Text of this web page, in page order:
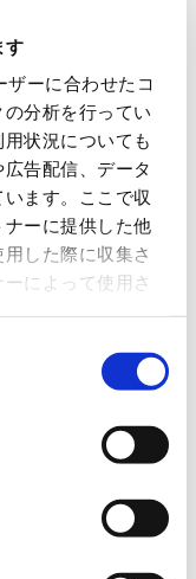
す
ーに合わせたコ
分析を行ってい
状況についても
告配信、データ
ます。ここで収
ーに提供した他
した際に収集さ
によって使用さ
解決に貢献し、
活用されていく
学院大学 学長
する「“超”実践
ての産学共同の
方の製造業など
マーケットに浸
でも学究的に興